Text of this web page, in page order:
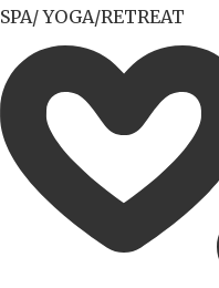
SPA/ YOGA/RETREAT